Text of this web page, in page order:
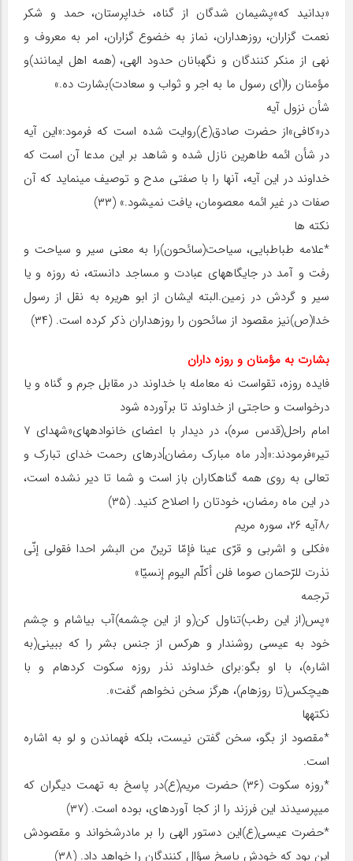
«بدانید که»پشیمان شدگان از گناه، خداپرستان، حمد و شکر
نعمت گزاران، روزه‏داران، نماز به خضوع گزاران، امر به معروف و
نهی از منکر کنندگان و نگهبانان حدود الهی، (همه اهل ایمانند)و
مؤمنان را(ای رسول ما به اجر و ثواب و سعادت)بشارت ده.»
شأن نزول آیه
در«کافی»از حضرت صادق(ع)روایت شده است که فرمود:«این آیه
در شأن ائمه طاهرین نازل شده و شاهد بر این مدعا آن است که
خداوند در این آیه، آن‏ها را با صفتی مدح و توصیف می‏نماید که آن
صفات در غیر ائمه معصومان، یافت نمی‏شود.» (۳۳)
نکته‏ ها
*علامه طباطبایی، سیاحت(سائحون)را به معنی سیر و سیاحت و
رفت و آمد در جایگاه‏های عبادت و مساجد دانسته، نه روزه و یا
سیر و گردش در زمین.البته ایشان از ابو هریره به نقل از رسول
خدا(ص)نیز مقصود از سائحون را روزه‏داران ذکر کرده است. (۳۴)
بشارت به مؤمنان و روزه‏ داران
فایده روزه، تقواست نه معامله با خداوند در مقابل جرم و گناه و یا
درخواست و حاجتی از خداوند تا برآورده شود
امام راحل(قدس سره)، در دیدار با اعضای خانواده‏های«شهدای ۷
تیر»فرمودند:«[در ماه مبارک رمضان‏]درهای رحمت خدای تبارک و
تعالی به روی همه گناهکاران باز است و شما تا دیر نشده است،
در این ماه رمضان، خودتان را اصلاح کنید. (۳۵)
۸٫آیه ۲۶، سوره مریم
«فکلی و اشربی و قرّی عینا فإمّا ترینّ من البشر احدا فقولی إنّی
نذرت للرّحمان صوما فلن أکلّم الیوم إنسیّا»
ترجمه
«پس(از این رطب)تناول کن(و از این چشمه)آب بیاشام و چشم
خود به عیسی روشن‏دار و هرکس از جنس بشر را که ببینی(به
اشاره)، با او بگو:برای خداوند نذر روزه سکوت کرده‏ام و با
هیچ‏کس(تا روزه‏ام)، هرگز سخن نخواهم گفت».
نکته‏ها
*مقصود از بگو، سخن گفتن نیست، بلکه فهماندن و لو به اشاره
است.
*روزه سکوت (۳۶) حضرت مریم(ع)در پاسخ به تهمت دیگران که
می‏پرسیدند این فرزند را از کجا آورده‏ای، بوده است. (۳۷)
*حضرت عیسی(ع)این دستور الهی را بر مادرش‏خواند و مقصودش
این بود که خودش پاسخ سؤال کنندگان را خواهد داد. (۳۸)